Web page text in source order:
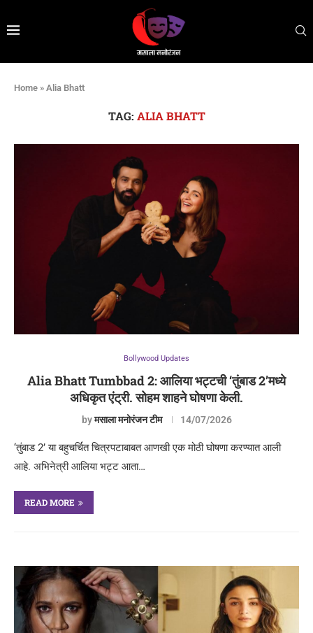
Home » Alia Bhatt
TAG: ALIA BHATT
Bollywood Updates
Alia Bhatt Tumbbad 2: आलिया भट्टची ‘तुंबाड 2’मध्ये
अधिकृत एंट्री. सोहम शाहने घोषणा केली.
byमसाला मनोरंजन टीम 14/07/2026
‘तुंबाड 2’ या बहुचर्चित चित्रपटाबाबत आणखी एक मोठी घोषणा करण्यात आली
आहे. अभिनेत्री आलिया भट्ट आता…
READ MORE